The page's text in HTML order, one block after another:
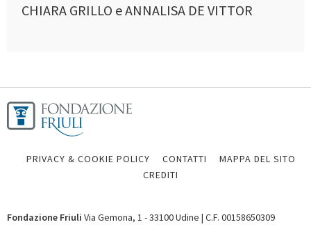
CHIARA GRILLO e ANNALISA DE VITTOR
PRIVACY & COOKIE POLICY CONTATTI
MAPPA DEL SITO
CREDITI
Fondazione Friuli Via Gemona, 1 - 33100 Udine | C.F. 00158650309